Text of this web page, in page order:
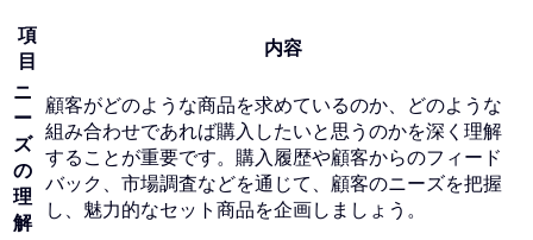
項
目
内容
ニ
ー
ズ
の
理
解
顧客がどのような商品を求めているのか、どのような
組み合わせであれば購入したいと思うのかを深く理解
することが重要です。購入履歴や顧客からのフィード
バック、市場調査などを通じて、顧客のニーズを把握
し、魅力的なセット商品を企画しましょう。